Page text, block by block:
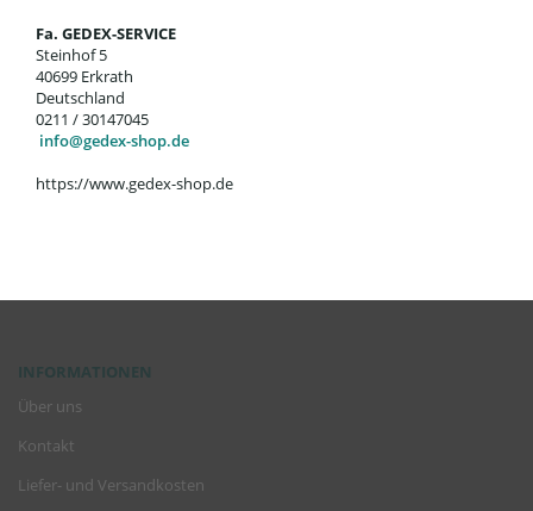
Fa. GEDEX-SERVICE
Steinhof 5
40699 Erkrath
Deutschland
0211 / 30147045
info@gedex-shop.de
https://www.gedex-shop.de
INFORMATIONEN
Über uns
Kontakt
Liefer- und Versandkosten